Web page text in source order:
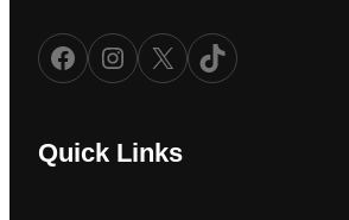
Facebook Instagram X TikTok
Quick Links